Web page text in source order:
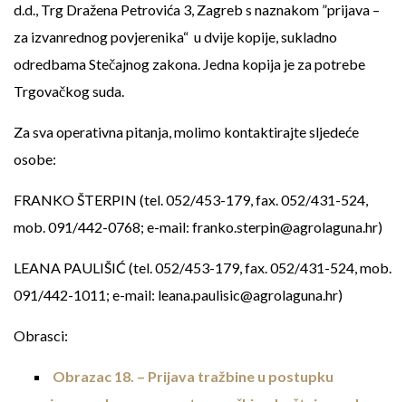
d.d., Trg Dražena Petrovića 3, Zagreb s naznakom ”prijava –
za izvanrednog povjerenika“ u dvije kopije, sukladno
odredbama Stečajnog zakona. Jedna kopija je za potrebe
Trgovačkog suda.
Za sva operativna pitanja, molimo kontaktirajte sljedeće
osobe:
FRANKO ŠTERPIN (tel. 052/453-179, fax. 052/431-524,
mob. 091/442-0768; e-mail: franko.sterpin@agrolaguna.hr)
LEANA PAULIŠIĆ (tel. 052/453-179, fax. 052/431-524, mob.
091/442-1011; e-mail: leana.paulisic@agrolaguna.hr)
Obrasci:
Obrazac 18. – Prijava tražbine u postupku